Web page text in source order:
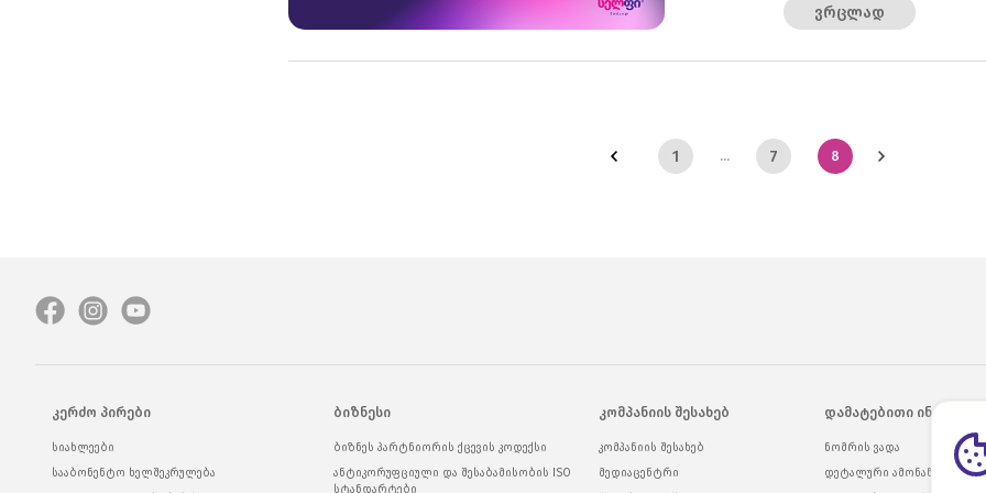
ვრცლად
1 ... 7 8
კერძო პირები
სიახლეები
სააბონენტო ხელშეკრულება
ბიზნესი
ბიზნეს პარტნიორის ქცევის კოდექსი
ანტიკორუფციული და შესაბამისობის ISO
სტანდარტები
კომპანიის შესახებ
კომპანიის შესახებ
მედიაცენტრი
დამატებითი
ნომრის ვადა
დეტალური ამონაწერი